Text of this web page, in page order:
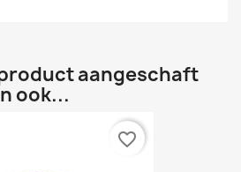
aangeschaft
ook...
favorite_border